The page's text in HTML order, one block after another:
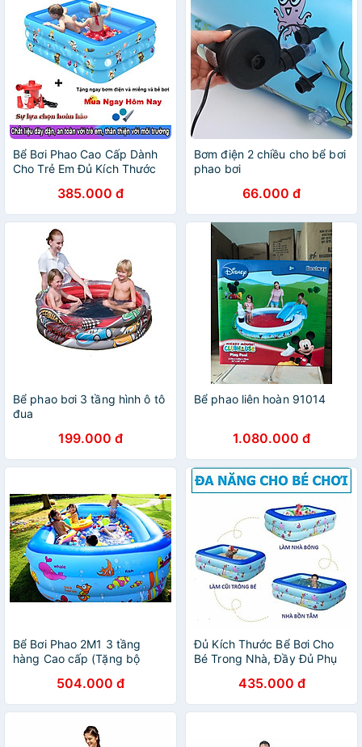
Bể Bơi Phao Cao Cấp Dành
Cho Trẻ Em Đủ Kích Thước
385.000 đ
Bơm điện 2 chiều cho bể bơi
phao bơi
66.000 đ
Bể phao bơi 3 tầng hình ô tô
đua
199.000 đ
Bể phao liên hoàn 91014
1.080.000 đ
Bể Bơi Phao 2M1 3 tầng
hàng Cao cấp (Tặng bộ
504.000 đ
️Đủ Kích Thước️ Bể Bơi Cho
Bé Trong Nhà, Đầy Đủ Phụ
435.000 đ